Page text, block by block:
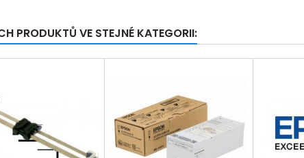
PRODUKTŮ VE STEJNÉ KATEGORII: